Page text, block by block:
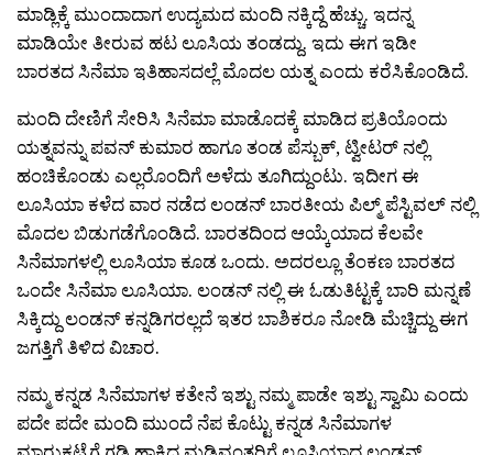
ಮಾಡ್ಲಿಕ್ಕೆ ಮುಂದಾದಾಗ ಉದ್ಯಮದ ಮಂದಿ ನಕ್ಕಿದ್ದೆ ಹೆಚ್ಚು. ಇದನ್ನ
ಮಾಡಿಯೇ ತೀರುವ ಹಟ ಲೂಸಿಯ ತಂಡದ್ದು. ಇದು ಈಗ ಇಡೀ
ಬಾರತದ ಸಿನೆಮಾ ಇತಿಹಾಸದಲ್ಲೆ ಮೊದಲ ಯತ್ನ ಎಂದು ಕರೆಸಿಕೊಂಡಿದೆ.
ಮಂದಿ ದೇಣಿಗೆ ಸೇರಿಸಿ ಸಿನೆಮಾ ಮಾಡೊದಕ್ಕೆ ಮಾಡಿದ ಪ್ರತಿಯೊಂದು
ಯತ್ನವನ್ನು ಪವನ್ ಕುಮಾರ ಹಾಗೂ ತಂಡ ಪೆಸ್ಬುಕ್, ಟ್ವೀಟರ್ ನಲ್ಲಿ
ಹಂಚಿಕೊಂಡು ಎಲ್ಲರೊಂದಿಗೆ ಅಳೆದು ತೂಗಿದ್ದುಂಟು. ಇದೀಗ ಈ
ಲೂಸಿಯಾ ಕಳೆದ ವಾರ ನಡೆದ ಲಂಡನ್ ಬಾರತೀಯ ಪಿಲ್ಮ್ ಪೆಸ್ಟಿವಲ್ ನಲ್ಲಿ
ಮೊದಲ ಬಿಡುಗಡೆಗೊಂಡಿದೆ. ಬಾರತದಿಂದ ಆಯ್ಕೆಯಾದ ಕೆಲವೇ
ಸಿನೆಮಾಗಳಲ್ಲಿ ಲೂಸಿಯಾ ಕೂಡ ಒಂದು. ಅದರಲ್ಲೂ ತೆಂಕಣ ಬಾರತದ
ಒಂದೇ ಸಿನೆಮಾ ಲೂಸಿಯಾ. ಲಂಡನ್ ನಲ್ಲಿ ಈ ಓಡುತಿಟ್ಟಕ್ಕೆ ಬಾರಿ ಮನ್ನಣೆ
ಸಿಕ್ಕಿದ್ದು ಲಂಡನ್ ಕನ್ನಡಿಗರಲ್ಲದೆ ಇತರ ಬಾಶಿಕರೂ ನೋಡಿ ಮೆಚ್ಚಿದ್ದು ಈಗ
ಜಗತ್ತಿಗೆ ತಿಳಿದ ವಿಚಾರ.
ನಮ್ಮ ಕನ್ನಡ ಸಿನೆಮಾಗಳ ಕತೇನೆ ಇಶ್ಟು ನಮ್ಮ ಪಾಡೇ ಇಶ್ಟು ಸ್ವಾಮಿ ಎಂದು
ಪದೇ ಪದೇ ಮಂದಿ ಮುಂದೆ ನೆಪ ಕೊಟ್ಟು ಕನ್ನಡ ಸಿನೆಮಾಗಳ